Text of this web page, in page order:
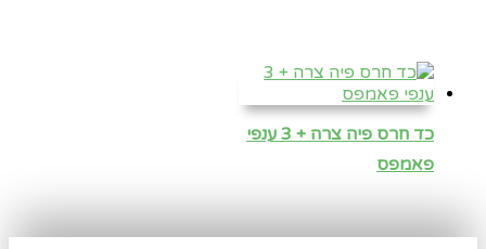
כד חרס פיה צרה + 3 ענפי
פאמפס